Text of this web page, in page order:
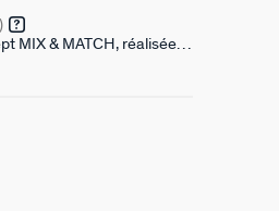
MIX & MATCH, réalisées
d'oxydes de zirconium.